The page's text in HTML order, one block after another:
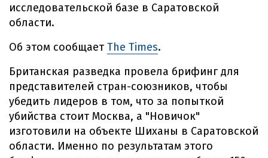
исследовательской базе в Саратовской
области.
Об этом сообщает The Times.
Британская разведка провела брифинг для
представителей стран-союзников, чтобы
убедить лидеров в том, что за попыткой
убийства стоит Москва, а "Новичок"
изготовили на объекте Шиханы в Саратовской
области. Именно по результатам этого